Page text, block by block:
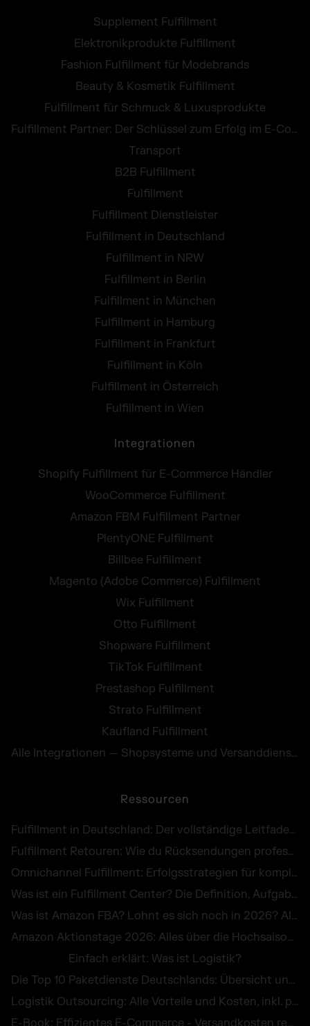
Supplement Fulfillment
Elektronikprodukte Fulfillment
Fashion Fulfillment für Modebrands
Beauty & Kosmetik Fulfillment
Fulfillment für Schmuck & Luxusprodukte
Fulfillment Partner: Der Schlüssel zum Erfolg im E-Commerce
Transport
B2B Fulfillment
Fulfillment
Fulfillment Dienstleister
Fulfillment in Deutschland
Fulfillment in NRW
Fulfillment in Berlin
Fulfillment in München
Fulfillment in Hamburg
Fulfillment in Frankfurt
Fulfillment in Köln
Fulfillment in Österreich
Fulfillment in Wien
Integrationen
Shopify Fulfillment für E-Commerce Händler
WooCommerce Fulfillment
Amazon FBM Fulfillment Partner
PlentyONE Fulfillment
Billbee Fulfillment
Magento (Adobe Commerce) Fulfillment
Wix Fulfillment
Otto Fulfillment
Shopware Fulfillment
TikTok Fulfillment
Prestashop Fulfillment
Strato Fulfillment
Kaufland Fulfillment
Alle Integrationen — Shopsysteme und Versanddienste
Ressourcen
Fulfillment in Deutschland: Der vollständige Leitfaden für E-Commerce Händler
Fulfillment Retouren: Wie du Rücksendungen professionell abwickelst und als Chance nutzt
Omnichannel Fulfillment: Erfolgsstrategien für komplexe Unternehmenslogistik
Was ist ein Fulfillment Center? Die Definition, Aufgaben und Kosten im großen Überblick
Was ist Amazon FBA? Lohnt es sich noch in 2026? Alle Infos zu Kosten, Vorteilen & Alternativen
Amazon Aktionstage 2026: Alles über die Hochsaison im Online-Handel
Einfach erklärt: Was ist Logistik?
Die Top 10 Paketdienste Deutschlands: Übersicht und Vergleich aller Versanddienstleister
Logistik Outsourcing: Alle Vorteile und Kosten, inkl. praktischer Beispiele